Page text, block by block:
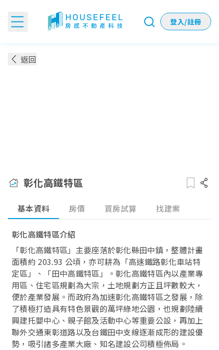
登入/註冊
返回
彰化高鐵特區
基本資料 房價 買房試算 找建案
彰化高鐵特區介紹
「彰化高鐵特區」主要座落於彰化縣田中鎮，整體計畫
面積約 203.93 公頃，亦可耕為「高速鐵路彰化車站特
定區」、「田中高鐵特區」。彰化高鐵特區內以產業專
用區、住宅區規劃為大宗，土地規劃方正且坪數較大，
便於產業發展。而政府為加速彰化高鐵特區之發展，除
了積極打造具有特色景觀的萬坪綠地公園，也規劃陸續
興建托嬰中心、親子館及活動中心等重要公設，再加上
聯外交通東彰道路以及台鐵田中支線逐漸成形的建設優
勢，吸引諸多產業大廠、知名建設公司積極佈局。